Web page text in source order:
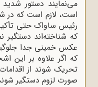
می‌نمایند دستور
است، لازم است که در
رئیس ساواک حتی
که شناخته‌اند دستگیر
عکس خمینی جدا
که اگر علاوه بر
تحریک شوند از
صورت لزوم دستگیر